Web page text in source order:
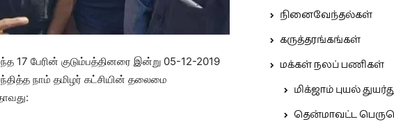
17 பேரின் குடும்பத்தினரை இன்று 05-12-2019
நாம் தமிழர் கட்சியின் தலைமை
நினைவேந்தல்கள்
கருத்தரங்கங்கள்
மக்கள் நலப் பணிகள்
மிக்ஜாம் புயல்
தென்மாவட்ட